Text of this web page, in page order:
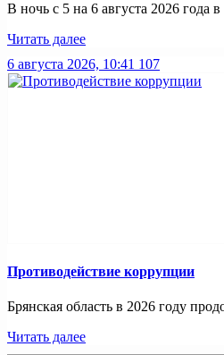
В ночь с 5 на 6 августа 2026 года
Читать далее
6 августа 2026, 10:41 107
Противодействие коррупции
Брянская область в 2026 году
Читать далее